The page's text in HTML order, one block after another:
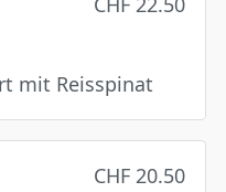
mit Reisspinat
CHF 20.50